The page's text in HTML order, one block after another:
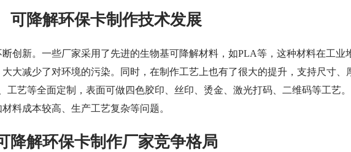
可降解环保卡制作技术发展
创新。一些厂家采用了先进的生物基可降解材料，如PLA等，这种材料在工业
大减少了对环境的污染。同时，在制作工艺上也有了很大的提升，支持尺寸、
工艺等全面定制，表面可做四色胶印、丝印、烫金、激光打码、二维码等工艺
料成本较高、生产工艺复杂等问题。
降解环保卡制作厂家竞争格局